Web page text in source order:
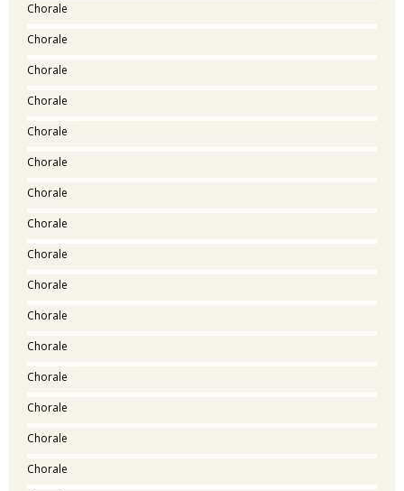
Chorale
Chorale
Chorale
Chorale
Chorale
Chorale
Chorale
Chorale
Chorale
Chorale
Chorale
Chorale
Chorale
Chorale
Chorale
Chorale